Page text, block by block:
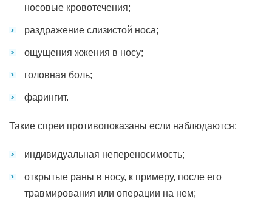
носовые кровотечения;
раздражение слизистой носа;
ощущения жжения в носу;
головная боль;
фарингит.
Такие спреи противопоказаны если наблюдаются:
индивидуальная непереносимость;
открытые раны в носу, к примеру, после его
травмирования или операции на нем;